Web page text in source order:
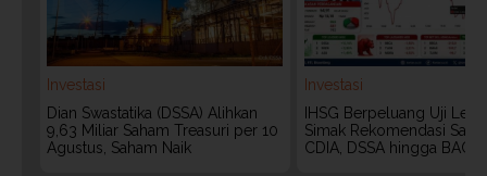
Investasi
Dian Swastatika (DSSA) Alihkan
9,63 Miliar Saham Treasuri per 10
Agustus, Saham Naik
Investasi
IHSG Berpeluang Uji
Simak Rekomendasi
CDIA, DSSA hingga BACH